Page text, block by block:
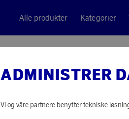
Alle produkter Kategorier
ADMINISTRER
Vi og våre partnere benytter tekniske